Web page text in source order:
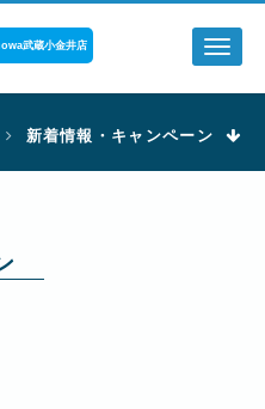
Toggle
武蔵小金井店
新着情報・キャンペーン